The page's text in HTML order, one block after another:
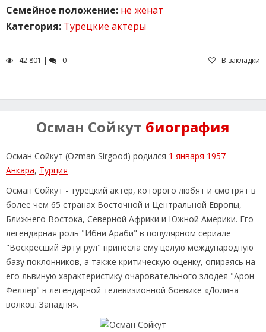
Семейное положение: не женат
Категория: Турецкие актеры
42 801 | 0 В закладки
Осман Сойкут биография
Осман Сойкут (Ozman Sirgood) родился 1 января 1957 -
Анкара, Турция
Осман Сойкут - турецкий актер, которого любят и смотрят в
более чем 65 странах Восточной и Центральной Европы,
Ближнего Востока, Северной Африки и Южной Америки. Его
легендарная роль "Ибни Араби" в популярном сериале
"Воскресший Эртугрул" принесла ему целую международную
базу поклонников, а также критическую оценку, опираясь на
его львиную характеристику очаровательного злодея "Арон
Феллер" в легендарной телевизионной боевике «Долина
волков: Западня».